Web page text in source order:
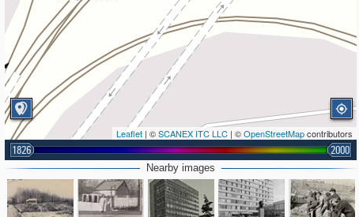
Leaflet | ©SCANEX ITC LLC | ©OpenStreetMapcontributors
1826 2000
Nearby images